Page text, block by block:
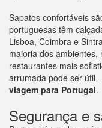
Sapatos confortáveis
portuguesas têm
Lisboa, Coimbra e
maioria dos ambientes,
restaurantes mais
arrumada pode ser útil
viagem para Portugal.
Segurança e